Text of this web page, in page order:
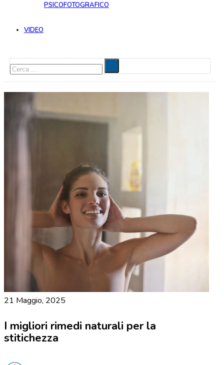
PSICOFOTOGRAFICO
VIDEO
Cerca
21 Maggio, 2025
I migliori rimedi naturali per la
stitichezza